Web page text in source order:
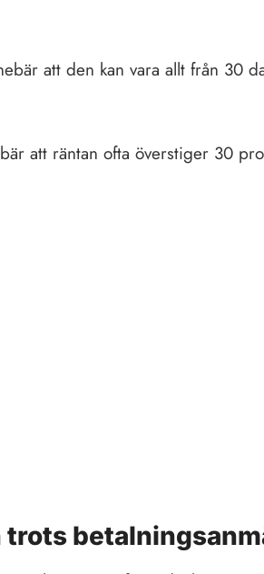
att den kan vara allt från 30
att räntan ofta överstiger 30